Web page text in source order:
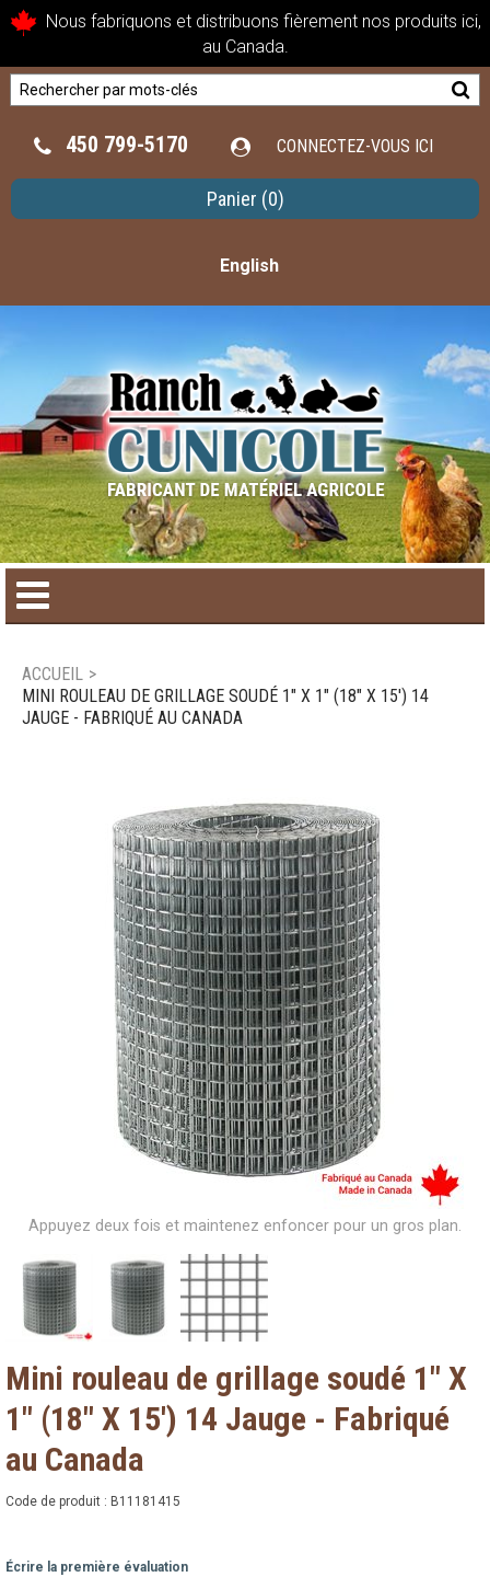
Nous fabriquons et distribuons fièrement nos produits ici,
au Canada.
450 799-5170 CONNECTEZ-VOUS ICI
Panier (0)
English
Catalogue de produit
Nouveaux produits
Nous joindre
ACCUEIL >
MINI ROULEAU DE GRILLAGE SOUDÉ 1" X 1" (18" X 15') 14
JAUGE - FABRIQUÉ AU CANADA
Appuyez deux fois et maintenez enfoncer pour un gros plan.
Mini rouleau de grillage soudé 1" X
1" (18" X 15') 14 Jauge - Fabriqué
au Canada
Code de produit : B11181415
Écrire la première évaluation